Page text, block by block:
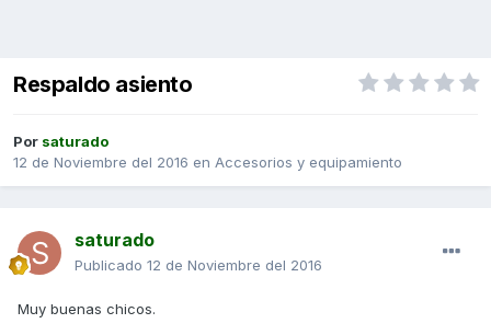
Respaldo asiento
Por saturado
12 de Noviembre del 2016 en Accesorios y equipamiento
saturado
Publicado 12 de Noviembre del 2016
Muy buenas chicos.